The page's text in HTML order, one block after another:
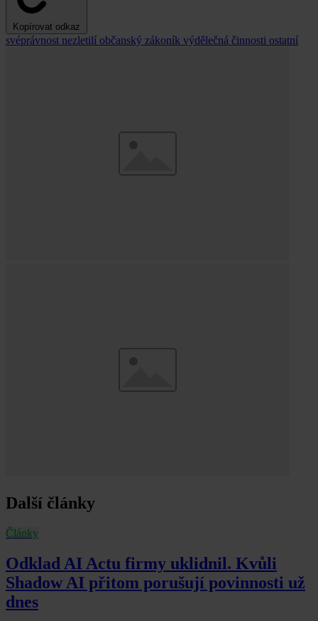
Kopírovat odkaz
svéprávnost nezletilí občanský zákoník výdělečná činnosti ostatní
Další články
Články
Odklad AI Actu firmy uklidnil. Kvůli
Shadow AI přitom porušují povinnosti už
dnes